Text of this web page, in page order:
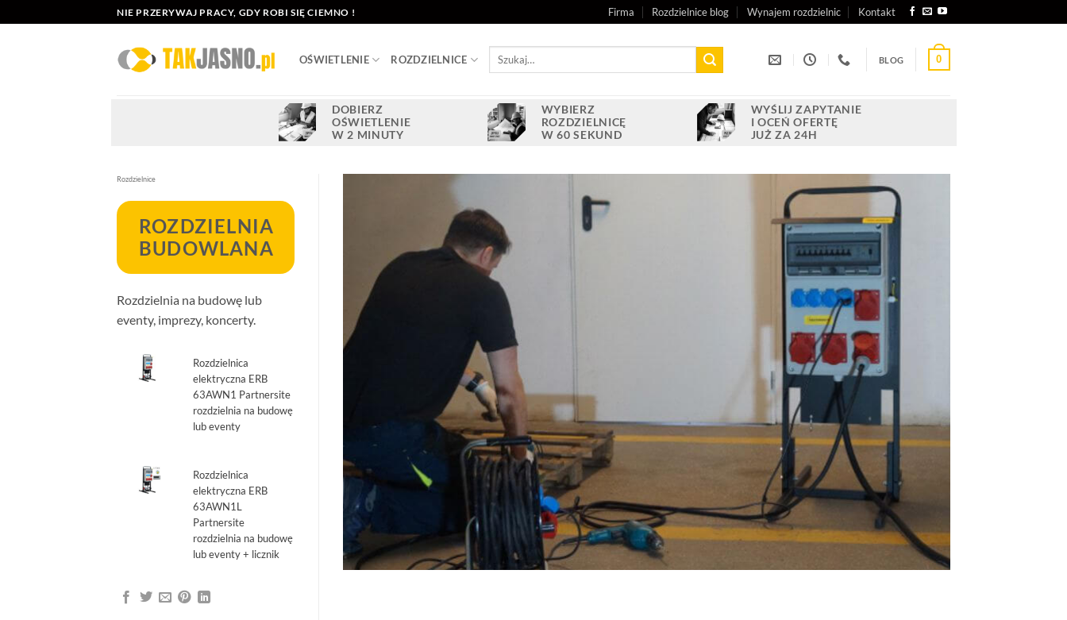
do
NIE PRZERYWAJ PRACY, GDY ROBI SIĘ CIEMNO ! Firma Rozdzielnice blog Wynajem rozdzielnic Kontakt
OŚWIETLENIE ROZDZIELNICE
Szukaj:
BLOG 0
DOBIERZ
OŚWIETLENIE
W 2 MINUTY
WYBIERZ
ROZDZIELNICĘ
W 60 SEKUND
WYŚLIJ ZAPYTANIE
I OCEŃ OFERTĘ
JUŻ ZA 24H
Rozdzielnice
ROZDZIELNIA
BUDOWLANA
Rozdzielnia na budowę lub
eventy, imprezy, koncerty.
Rozdzielnica
elektryczna ERB
63AWN1 Partnersite
rozdzielnia na budowę
lub eventy
wynosiła:
2.766,27 zł.
wynosi:
2.550,54 zł.
Rozdzielnica
elektryczna ERB
63AWN1L
Partnersite
rozdzielnia na budowę
lub eventy + licznik
cena
wynosiła:
cena
wynosi: